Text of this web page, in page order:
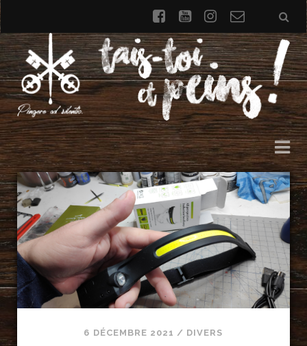
facebookyoutubeinstagram
de
contact
6 DÉCEMBRE 2021 / DIVERS